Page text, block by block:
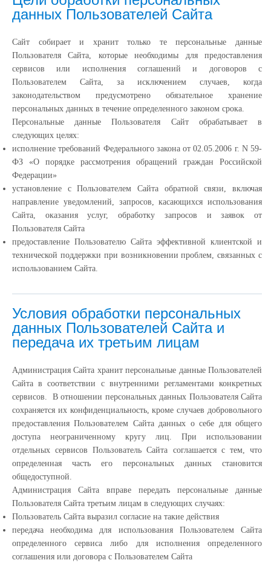
данных Пользователей Сайта
Сайт собирает и хранит только те персональные данные
Пользователя Сайта, которые необходимы для предоставления
сервисов или исполнения соглашений и договоров с
Пользователем Сайта, за исключением случаев, когда
законодательством предусмотрено обязательное хранение
персональных данных в течение определенного законом срока.
Персональные данные Пользователя Сайт обрабатывает в
следующих целях:
исполнение требований Федерального закона от 02.05.2006 г. N 59-
ФЗ «О порядке рассмотрения обращений граждан Российской
Федерации»
установление с Пользователем Сайта обратной связи, включая
направление уведомлений, запросов, касающихся использования
Сайта, оказания услуг, обработку запросов и заявок от
Пользователя Сайта
предоставление Пользователю Сайта эффективной клиентской и
технической поддержки при возникновении проблем, связанных с
использованием Сайта.
Условия обработки персональных
данных Пользователей Сайта и
передача их третьим лицам
Администрация Сайта хранит персональные данные Пользователей
Сайта в соответствии с внутренними регламентами конкретных
сервисов. В отношении персональных данных Пользователя Сайта
сохраняется их конфиденциальность, кроме случаев добровольного
предоставления Пользователем Сайта данных о себе для общего
доступа неограниченному кругу лиц. При использовании
отдельных сервисов Пользователь Сайта соглашается с тем, что
определенная часть его персональных данных становится
общедоступной.
Администрация Сайта вправе передать персональные данные
Пользователя Сайта третьим лицам в следующих случаях:
Пользователь Сайта выразил согласие на такие действия
передача необходима для использования Пользователем Сайта
определенного сервиса либо для исполнения определенного
соглашения или договора с Пользователем Сайта